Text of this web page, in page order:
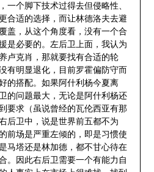
一个脚下技术过得去但侵略性、
合适的选择，而让林德洛夫去避
盖，从这个角度看，没有一个合
是必要的。左后卫上面，我认为
卢克肖，那就要找有合适的轮
有明显退化，目前罗霍偏防守而
的搭配。如果阿什利杨今夏离
的问题最大，无论是阿什利杨还
要求（虽说曾经的瓦伦西亚有那
后卫中，说是世界前五都不为
前场是严重左倾的，即是习惯使
马塔还是林加德，都不甘心待在
。因此右后卫需要一个有能力自